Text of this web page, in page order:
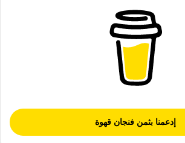
إدعمنا بثمن فنجان قهوة